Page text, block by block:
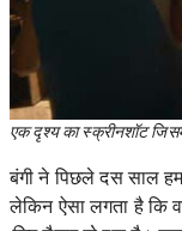
एक दृश्य का स्क्रीनशॉट
बंगी ने पिछले दस साल
लेकिन ऐसा लगता है कि